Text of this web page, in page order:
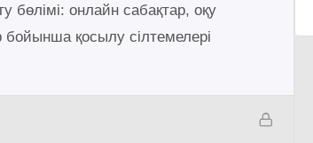
бөлімі: онлайн сабақтар, оқу
қосылу сілтемелері